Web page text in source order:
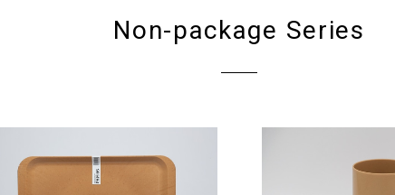
Non-package Series